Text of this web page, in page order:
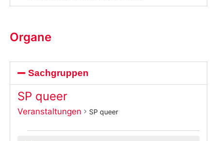
Organe
Sachgruppen
SP queer
Veranstaltungen SP queer